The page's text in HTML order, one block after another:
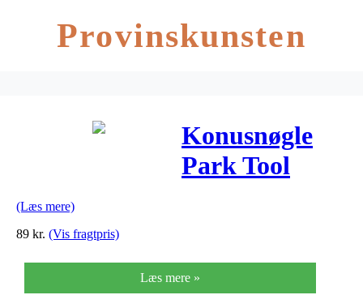
Provinskunsten
Konusnøgle
Park Tool
(Læs mere)
89 kr. (Vis fragtpris)
Læs mere »